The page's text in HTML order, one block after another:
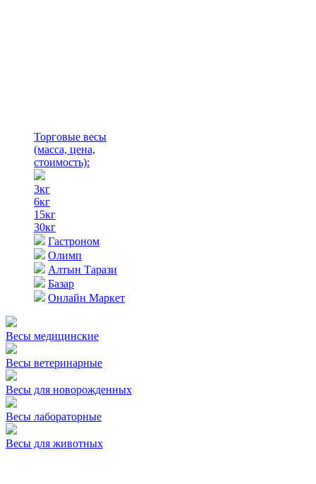
Торговые весы
(масса, цена,
стоимость):
3кг
6кг
15кг
30кг
Гастроном
Олимп
Алтын Тарази
Базар
Онлайн Маркет
Весы медицинские
Весы ветеринарные
Весы для новорожденных
Весы лабораторные
Весы для животных